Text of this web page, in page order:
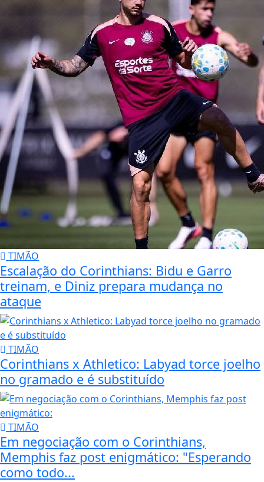
TIMÃO
Escalação do Corinthians: Bidu e Garro
treinam, e Diniz prepara mudança no
ataque
TIMÃO
Corinthians x Athletico: Labyad torce joelho
no gramado e é substituído
TIMÃO
Em negociação com o Corinthians,
Memphis faz post enigmático: "Esperando
como todo...